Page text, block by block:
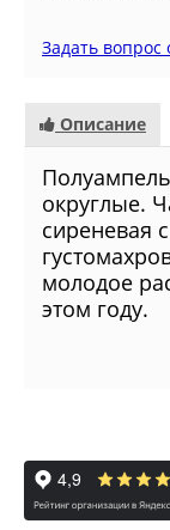
Задать вопрос
Описание
округлые.
сиреневая
молодое
этом году.